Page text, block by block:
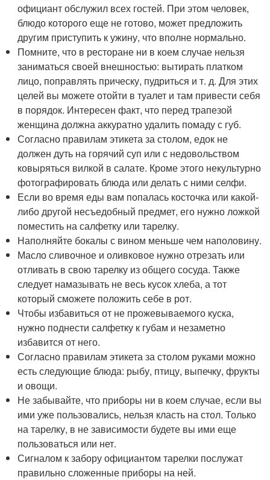
официант обслужил всех гостей. При этом человек,
блюдо которого еще не готово, может предложить
другим приступить к ужину, что вполне нормально.
Помните, что в ресторане ни в коем случае нельзя
заниматься своей внешностью: вытирать платком
лицо, поправлять прическу, пудриться и т. д. Для этих
целей вы можете отойти в туалет и там привести себя
в порядок. Интересен факт, что перед трапезой
женщина должна аккуратно удалить помаду с губ.
Согласно правилам этикета за столом, едок не
должен дуть на горячий суп или с недовольством
ковыряться вилкой в салате. Кроме этого некультурно
фотографировать блюда или делать с ними селфи.
Если во время еды вам попалась косточка или какой-
либо другой несъедобный предмет, его нужно ложкой
поместить на салфетку или тарелку.
Наполняйте бокалы с вином меньше чем наполовину.
Масло сливочное и оливковое нужно отрезать или
отливать в свою тарелку из общего сосуда. Также
следует намазывать не весь кусок хлеба, а тот
который сможете положить себе в рот.
Чтобы избавиться от не прожевываемого куска,
нужно поднести салфетку к губам и незаметно
избавится от него.
Согласно правилам этикета за столом руками можно
есть следующие блюда: рыбу, птицу, выпечку, фрукты
и овощи.
Не забывайте, что приборы ни в коем случае, если вы
ими уже пользовались, нельзя класть на стол. Только
на тарелку, в не зависимости будете вы ими еще
пользоваться или нет.
Сигналом к забору официантом тарелки послужат
правильно сложенные приборы на ней.